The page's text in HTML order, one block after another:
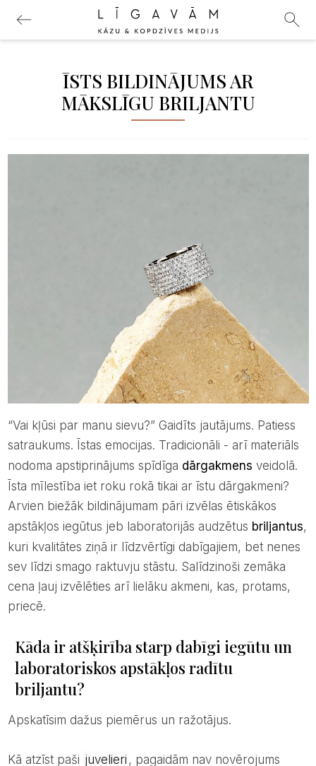
ĪSTS BILDINĀJUMS AR
MĀKSLĪGU BRILJANTU
“Vai kļūsi par manu sievu?” Gaidīts jautājums. Patiess
satraukums. Īstas emocijas. Tradicionāli - arī materiāls
nodoma apstiprinājums spīdīga dārgakmens veidolā.
Īsta mīlestība iet roku rokā tikai ar īstu dārgakmeni?
Arvien biežāk bildinājumam pāri izvēlas ētiskākos
apstākļos iegūtus jeb laboratorijās audzētus briljantus,
kuri kvalitātes ziņā ir līdzvērtīgi dabīgajiem, bet nenes
sev līdzi smago raktuvju stāstu. Salīdzinoši zemāka
cena ļauj izvēlēties arī lielāku akmeni, kas, protams,
priecē.
Kāda ir atšķirība starp dabīgi iegūtu un
laboratoriskos apstākļos radītu
briljantu?
Apskatīsim dažus piemērus un ražotājus.
Kā atzīst paši juvelieri , pagaidām nav novērojums